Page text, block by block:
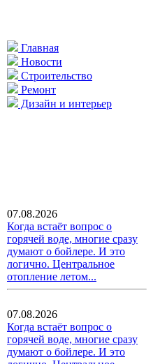
Главная
Новости
Строительство
Ремонт
Дизайн и интерьер
07.08.2026
Когда встаёт вопрос о
горячей воде, многие сразу
думают о бойлере. И это
логично. Центральное
отопление летом...
07.08.2026
Когда встаёт вопрос о
горячей воде, многие сразу
думают о бойлере. И это